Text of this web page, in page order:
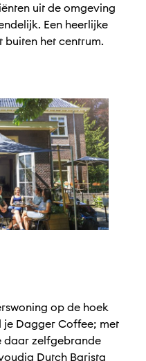
uit de omgeving
Een heerlijke
buiten het centrum.
op de hoek
Dagger Coffee; met
daar zelfgebrande
Dutch Barista